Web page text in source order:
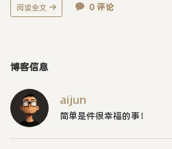
阅读全文 0 评论
博客信息
aijun
简单是件很幸福的事！